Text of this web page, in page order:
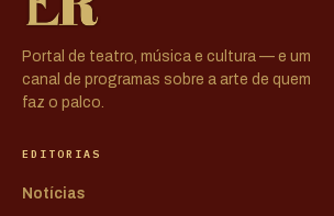
Portal de teatro, música e cultura — e um
canal de programas sobre a arte de quem
faz o palco.
EDITORIAS
Notícias